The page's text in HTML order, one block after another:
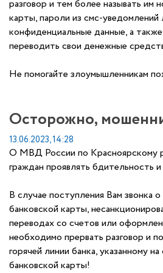
разговор и тем более называть им
карты, пароли из смс-уведомлений
конфиденциальные данные, а
переводить свои денежные
Не помогайте злоумышленникам
Осторожно,
13.06.2023, 14:28
О МВД России по Красноярскому
граждан проявлять бдительность и
В случае поступления Вам звонка
банковской карты,
переводах со счетов или
необходимо прервать разговор и
горячей линии банка, указанному
банковской карты!